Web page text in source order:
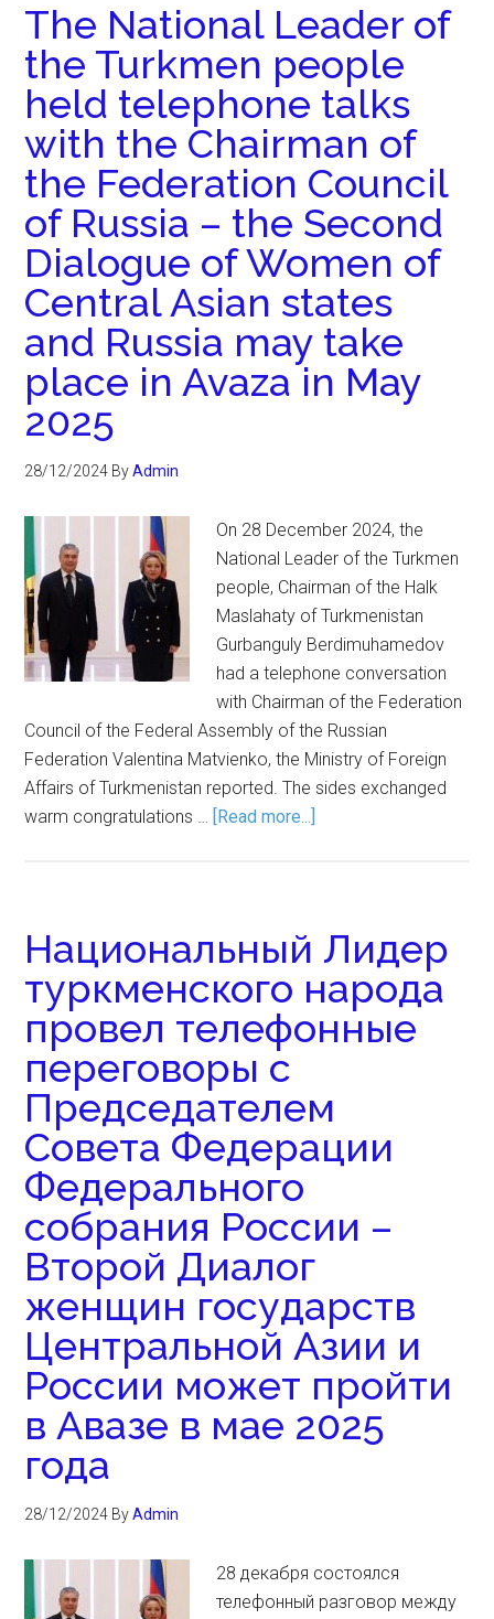
The National Leader of
the Turkmen people
held telephone talks
with the Chairman of
the Federation Council
of Russia – the Second
Dialogue of Women of
Central Asian states
and Russia may take
place in Avaza in May
2025
28/12/2024 ByAdmin
On 28 December 2024, the
National Leader of the Turkmen
people, Chairman of the Halk
Maslahaty of Turkmenistan
Gurbanguly Berdimuhamedov
had a telephone conversation
with Chairman of the Federation
Council of the Federal Assembly of the Russian
Federation Valentina Matvienko, the Ministry of Foreign
Affairs of Turkmenistan reported. The sides exchanged
warm congratulations … [Read more...]
Национальный Лидер
туркменского народа
провел телефонные
переговоры с
Председателем
Совета Федерации
Федерального
собрания России –
Второй Диалог
женщин государств
Центральной Азии и
России может пройти
в Авазе в мае 2025
года
28/12/2024 ByAdmin
28 декабря состоялся
телефонный разговор между